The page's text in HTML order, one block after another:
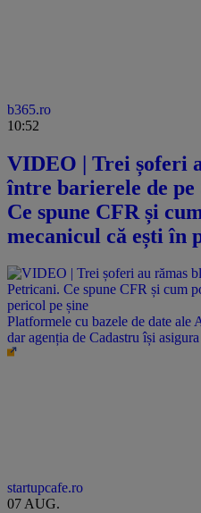
b365.ro
10:52
VIDEO | Trei șoferi
între barierele de pe
Ce spune CFR și
mecanicul că ești în
Platformele cu bazele de date
dar agenția de Cadastru își
startupcafe.ro
07 AUG.